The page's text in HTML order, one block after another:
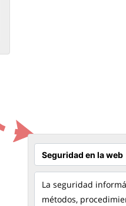
La seguridad
métodos,